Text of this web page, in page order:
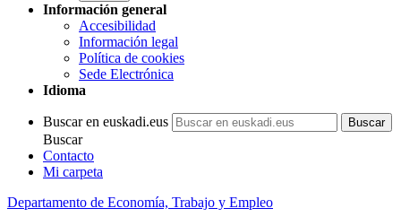
Información general
Accesibilidad
Información legal
Política de cookies
Sede Electrónica
Idioma
Buscar en euskadi.eus
Buscar
Contacto
Mi carpeta
Departamento de Economía, Trabajo y Empleo